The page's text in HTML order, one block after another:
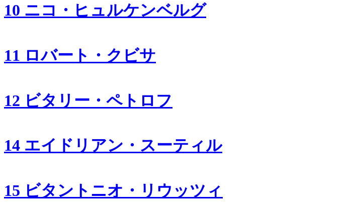
10 ニコ・ヒュルケンベルグ
11 ロバート・クビサ
12 ビタリー・ペトロフ
14 エイドリアン・スーティル
15 ビタントニオ・リウッツィ